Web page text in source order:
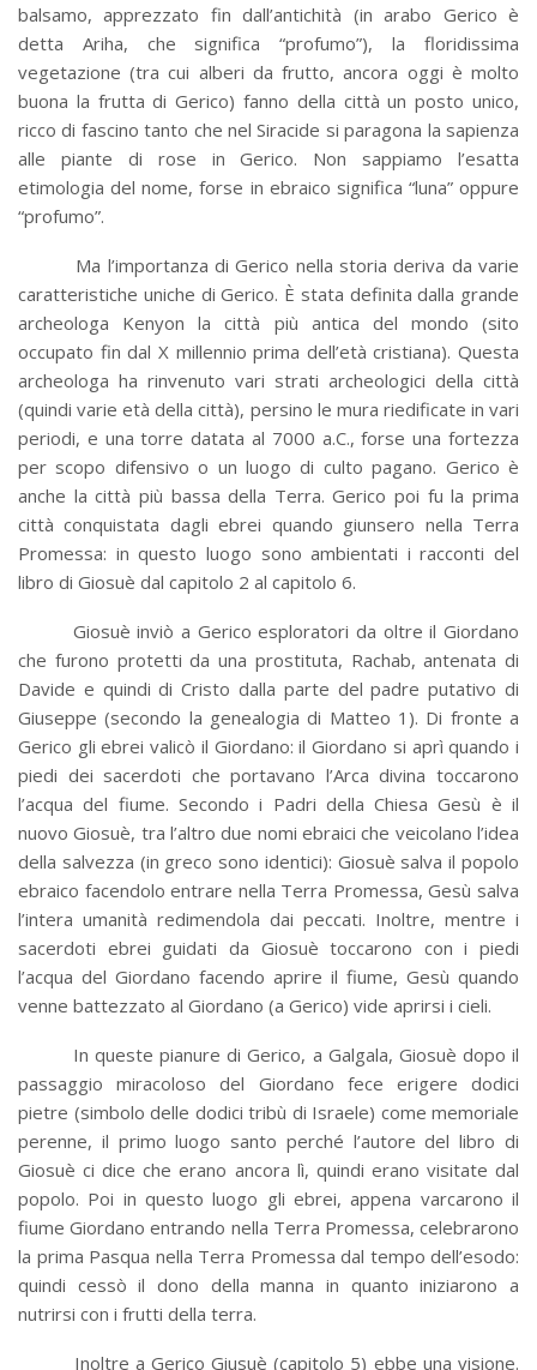
balsamo, apprezzato fin dall’antichità (in arabo Gerico è
detta Ariha, che significa “profumo”), la floridissima
vegetazione (tra cui alberi da frutto, ancora oggi è molto
buona la frutta di Gerico) fanno della città un posto unico,
ricco di fascino tanto che nel Siracide si paragona la sapienza
alle piante di rose in Gerico. Non sappiamo l’esatta
etimologia del nome, forse in ebraico significa “luna” oppure
“profumo”.
Ma l’importanza di Gerico nella storia deriva da varie
caratteristiche uniche di Gerico. È stata definita dalla grande
archeologa Kenyon la città più antica del mondo (sito
occupato fin dal X millennio prima dell’età cristiana). Questa
archeologa ha rinvenuto vari strati archeologici della città
(quindi varie età della città), persino le mura riedificate in vari
periodi, e una torre datata al 7000 a.C., forse una fortezza
per scopo difensivo o un luogo di culto pagano. Gerico è
anche la città più bassa della Terra. Gerico poi fu la prima
città conquistata dagli ebrei quando giunsero nella Terra
Promessa: in questo luogo sono ambientati i racconti del
libro di Giosuè dal capitolo 2 al capitolo 6.
Giosuè inviò a Gerico esploratori da oltre il Giordano
che furono protetti da una prostituta, Rachab, antenata di
Davide e quindi di Cristo dalla parte del padre putativo di
Giuseppe (secondo la genealogia di Matteo 1). Di fronte a
Gerico gli ebrei valicò il Giordano: il Giordano si aprì quando i
piedi dei sacerdoti che portavano l’Arca divina toccarono
l’acqua del fiume. Secondo i Padri della Chiesa Gesù è il
nuovo Giosuè, tra l’altro due nomi ebraici che veicolano l’idea
della salvezza (in greco sono identici): Giosuè salva il popolo
ebraico facendolo entrare nella Terra Promessa, Gesù salva
l’intera umanità redimendola dai peccati. Inoltre, mentre i
sacerdoti ebrei guidati da Giosuè toccarono con i piedi
l’acqua del Giordano facendo aprire il fiume, Gesù quando
venne battezzato al Giordano (a Gerico) vide aprirsi i cieli.
In queste pianure di Gerico, a Galgala, Giosuè dopo il
passaggio miracoloso del Giordano fece erigere dodici
pietre (simbolo delle dodici tribù di Israele) come memoriale
perenne, il primo luogo santo perché l’autore del libro di
Giosuè ci dice che erano ancora lì, quindi erano visitate dal
popolo. Poi in questo luogo gli ebrei, appena varcarono il
fiume Giordano entrando nella Terra Promessa, celebrarono
la prima Pasqua nella Terra Promessa dal tempo dell’esodo:
quindi cessò il dono della manna in quanto iniziarono a
nutrirsi con i frutti della terra.
Inoltre a Gerico Giusuè (capitolo 5) ebbe una visione.